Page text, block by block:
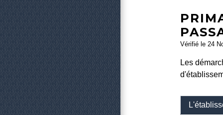
Vérifié le 24
Les